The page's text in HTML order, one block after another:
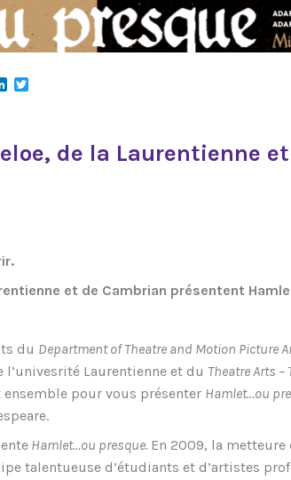
LinkedIn
de la Laurentienne
et de Cambrian présentent
du Department of Theatre and Motion Picture
l’univesrité Laurentienne et du Theatre Arts
pour vous présenter Hamlet…ou
Hamlet…ou presque. En 2009, la metteure
talentueuse d’étudiants et d’artistes